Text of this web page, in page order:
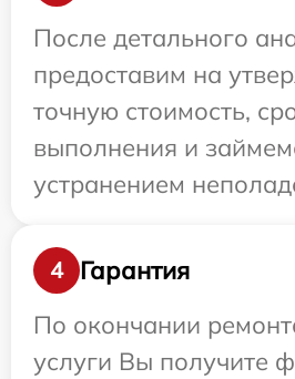
После детального
предоставим на
точную стоимость,
выполнения и
устранением
4
Гарантия
По окончании
услуги Вы получите